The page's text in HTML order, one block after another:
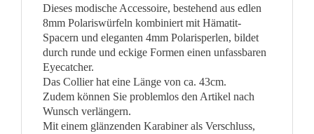
Dieses modische Accessoire, bestehend aus edlen
8mm Polariswürfeln kombiniert mit Hämatit-
Spacern und eleganten 4mm Polarisperlen, bildet
durch runde und eckige Formen einen unfassbaren
Eyecatcher.
Das Collier hat eine Länge von ca. 43cm.
Zudem können Sie problemlos den Artikel nach
Wunsch verlängern.
Mit einem glänzenden Karabiner als Verschluss,